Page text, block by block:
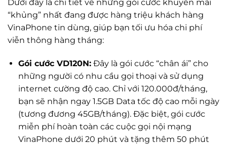
Dưới đây là chi tiết về những gói cước khuyến mãi
“khủng” nhất đang được hàng triệu khách hàng
VinaPhone tin dùng, giúp bạn tối ưu hóa chi phí
viễn thông hàng tháng:
Gói cước VD120N:Đây là gói cước “chân ái” cho
những người có nhu cầu gọi thoại và sử dụng
internet cường độ cao. Chỉ với 120.000đ/tháng,
bạn sẽ nhận ngay 1.5GB Data tốc độ cao mỗi ngày
(tương đương 45GB/tháng). Đặc biệt, gói cước
miễn phí hoàn toàn các cuộc gọi nội mạng
VinaPhone dưới 20 phút và tặng thêm 50 phút